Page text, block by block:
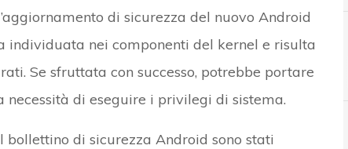
di sicurezza del nuovo Android
nei componenti del kernel e risulta
Se sfruttata con successo, potrebbe portare
necessità di eseguire i privilegi di sistema.
di sicurezza Android sono stati
A
Android Security Bulletin